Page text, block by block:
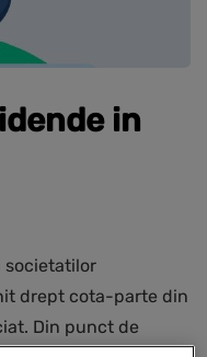
in
societatilor
drept cota-parte din
Din punct de